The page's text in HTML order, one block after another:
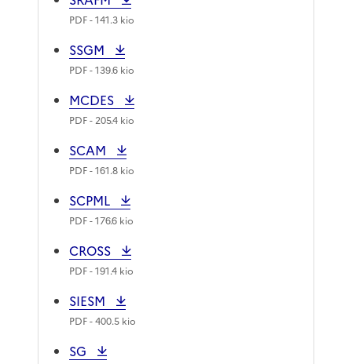
PDF- 141.3 kio
SSGM
PDF- 139.6 kio
MCDES
PDF- 205.4 kio
SCAM
PDF- 161.8 kio
SCPML
PDF- 176.6 kio
CROSS
PDF- 191.4 kio
SIESM
PDF- 400.5 kio
SG